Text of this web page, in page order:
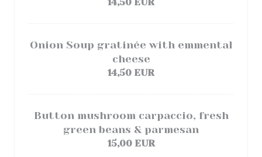
Onion Soup gratinée with emmental
cheese
14,50 EUR
Button mushroom carpaccio, fresh
green beans & parmesan
15,00 EUR